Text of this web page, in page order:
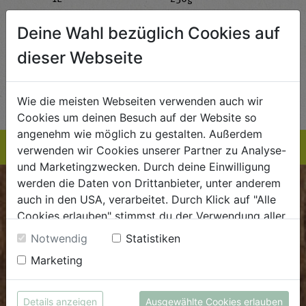
AlmaWin
€ 5,99
Rapunzel Naturkost
€ 3,99
BIOKISTE
Mo - Do: 8.00 - 16.00 Uhr
Fr: 8.00 - 15.00 Uhr
dieBiokiste@biohof.at
Deine Wahl bezüglich Cookies auf
dieser Webseite
Wie die meisten Webseiten verwenden auch wir
Cookies um deinen Besuch auf der Website so
angenehm wie möglich zu gestalten. Außerdem
verwenden wir Cookies unserer Partner zu Analyse-
und Marketingzwecken. Durch deine Einwilligung
werden die Daten von Drittanbieter, unter anderem
auch in den USA, verarbeitet. Durch Klick auf "Alle
Cookies erlauben" stimmst du der Verwendung aller
Cookies zu. Unter "Details anzeigen" findest du alle
Infos zu den unterschiedlichen Cookies, du kannst
auch entscheiden, welche Cookies du erlauben
möchtest.
Weitere Informationen findest du in unserer
Notwendig
Statistiken
Marketing
Details anzeigen Ausgewählte Cookies erlauben